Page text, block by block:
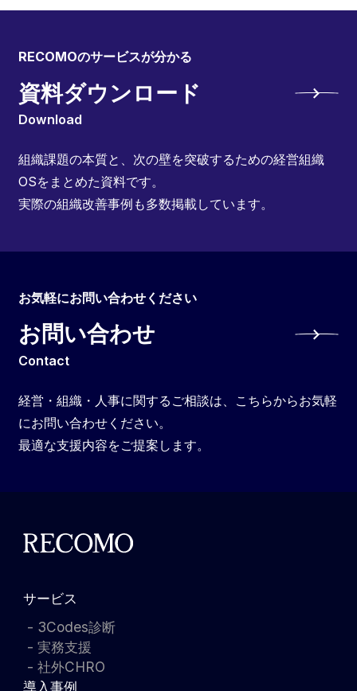
RECOMOのサービスが分かる
資料ダウンロード
Download
組織課題の本質と、次の壁を突破するための経営組織
OSをまとめた資料です。
実際の組織改善事例も多数掲載しています。
お気軽にお問い合わせください
お問い合わせ
Contact
経営・組織・人事に関するご相談は、こちらからお気軽
にお問い合わせください。
最適な支援内容をご提案します。
サービス
3Codes診断
実務支援
社外CHRO
導入事例